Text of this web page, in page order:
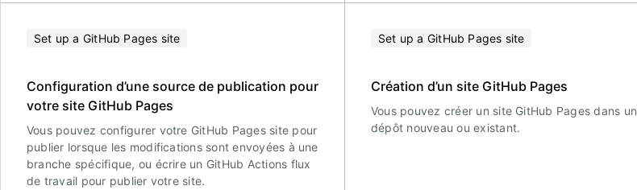
Set up a GitHub Pages site
Configuration d’une source de publication pour
votre site GitHub Pages
Vous pouvez configurer votre GitHub Pages site pour
publier lorsque les modifications sont envoyées à une
branche spécifique, ou écrire un GitHub Actions flux
de travail pour publier votre site.
Set up a GitHub Pages site
Création d’un site GitHub Pages
Vous pouvez créer un site GitHub Pages dans un
dépôt nouveau ou existant.